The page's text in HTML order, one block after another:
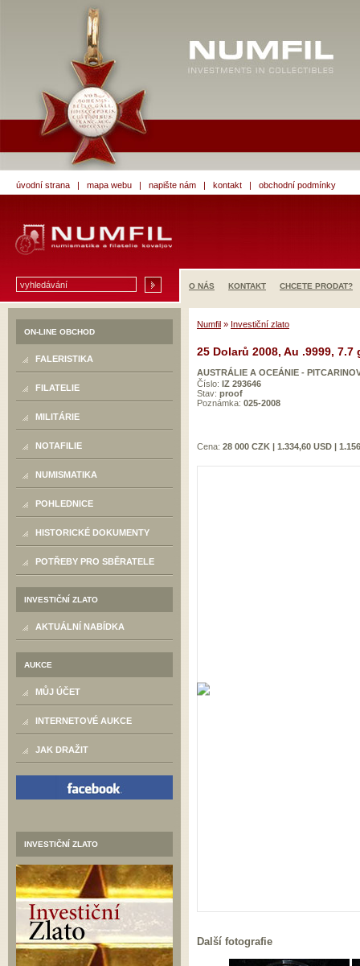
úvodní strana | mapa webu | napište nám | kontakt | obchodní podmínky
O NÁS KONTAKT CHCETE PRODAT?
ON-LINE OBCHOD
FALERISTIKA
FILATELIE
MILITÁRIE
NOTAFILIE
NUMISMATIKA
POHLEDNICE
HISTORICKÉ DOKUMENTY
POTŘEBY PRO SBĚRATELE
INVESTIČNÍ ZLATO
AKTUÁLNÍ NABÍDKA
AUKCE
MŮJ ÚČET
INTERNETOVÉ AUKCE
JAK DRAŽIT
INVESTIČNÍ ZLATO
Numfil » Investiční zlato
25 Dolarů 2008, Au .9999, 7.7
AUSTRÁLIE A OCEÁNIE -
Číslo: IZ 293646
Stav: proof
Poznámka: 025-2008
Cena: 28 000 CZK | 1.334,60 USD |
Další fotografie